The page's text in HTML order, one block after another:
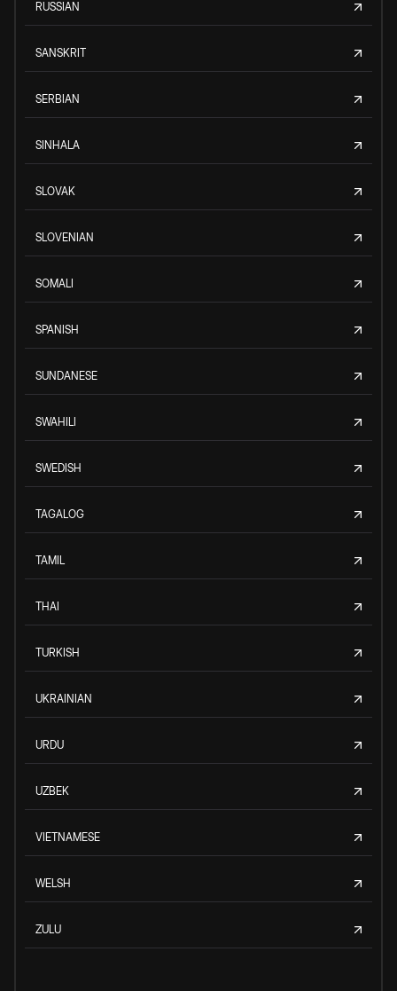
RUSSIAN
SANSKRIT
SERBIAN
SINHALA
SLOVAK
SLOVENIAN
SOMALI
SPANISH
SUNDANESE
SWAHILI
SWEDISH
TAGALOG
TAMIL
THAI
TURKISH
UKRAINIAN
URDU
UZBEK
VIETNAMESE
WELSH
ZULU